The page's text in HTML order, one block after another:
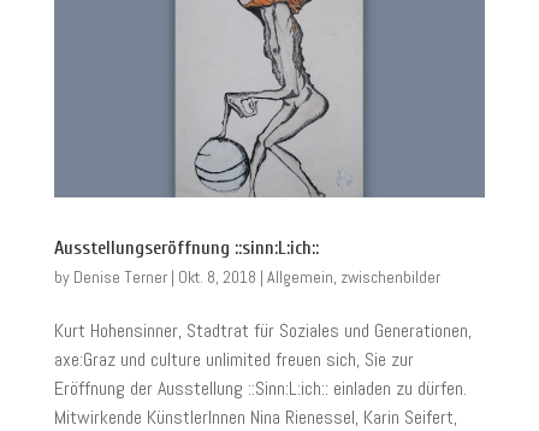
Ausstellungseröffnung ::sinn:L:ich::
by Denise Terner| Okt. 8, 2018 | Allgemein, zwischenbilder
Kurt Hohensinner, Stadtrat für Soziales und Generationen,
axe:Graz und culture unlimited freuen sich, Sie zur
Eröffnung der Ausstellung ::Sinn:L:ich:: einladen zu dürfen.
Mitwirkende KünstlerInnen Nina Rienessel, Karin Seifert,